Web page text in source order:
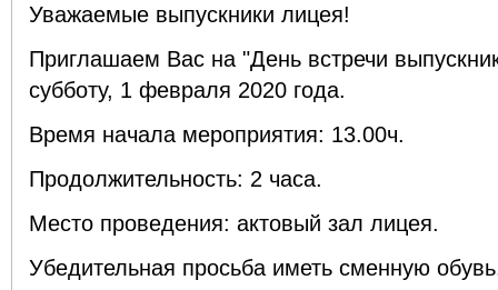
Уважаемые выпускники лицея!
Приглашаем Вас на "День встречи
субботу, 1 февраля 2020 года.
Время начала мероприятия: 13.00ч.
Продолжительность: 2 часа.
Место проведения: актовый зал лицея.
Убедительная просьба иметь сменную